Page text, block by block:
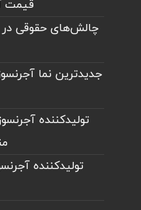
قیمت
چالش‌های حقوقی
جدیدترین نما
تولیدکننده
تولیدکننده